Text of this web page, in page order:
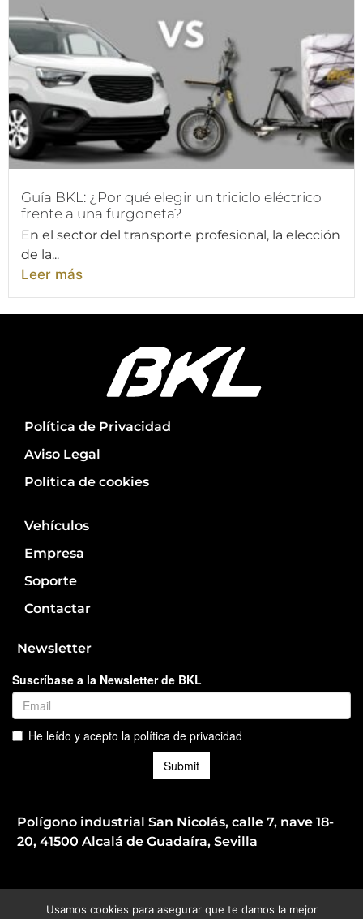
Guía BKL: ¿Por qué elegir un triciclo eléctrico
frente a una furgoneta?
En el sector del transporte profesional, la elección
de la...
Leer más
Política de Privacidad
Aviso Legal
Política de cookies
Vehículos
Empresa
Soporte
Contactar
Newsletter
Polígono industrial San Nicolás, calle 7, nave 18-
20, 41500 Alcalá de Guadaíra, Sevilla
Usamos cookies para asegurar que te damos la mejor